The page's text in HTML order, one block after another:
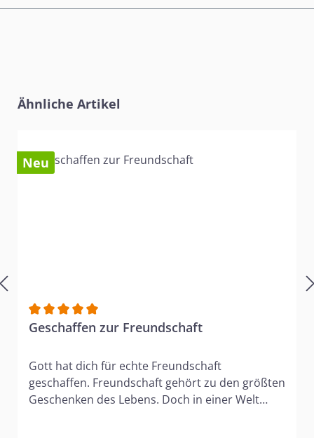
Produktgalerie überspringen
Ähnliche Artikel
Neu
Durchschnittliche Bewertung von 5 von 5 Sternen
Geschaffen zur Freundschaft
Gott hat dich für echte Freundschaft
geschaffen. Freundschaft gehört zu den größten
Geschenken des Lebens. Doch in einer Welt